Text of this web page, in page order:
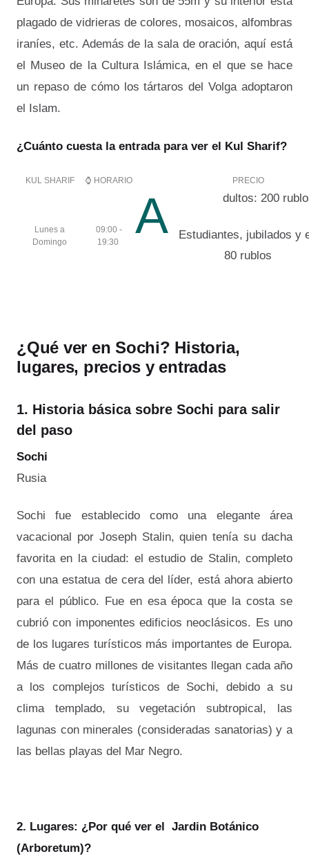
plagado de vidrieras de colores, mosaicos, alfombras
iraníes, etc. Además de la sala de oración, aquí está
el Museo de la Cultura Islámica, en el que se hace
un repaso de cómo los tártaros del Volga adoptaron
el Islam.
¿Cuánto cuesta la entrada para ver el Kul Sharif?
KUL SHARIF ⌚ HORARIO PRECIO
Lunes a
Domingo
09:00 -
19:30
A dultos: 200
Estudiantes, jubilados y
80 rublos
¿Qué ver en Sochi? Historia,
lugares, precios y entradas
1. Historia básica sobre Sochi para salir
del paso
Sochi
Rusia
Sochi fue establecido como una elegante área
vacacional por Joseph Stalin, quien tenía su dacha
favorita en la ciudad: el estudio de Stalin, completo
con una estatua de cera del líder, está ahora abierto
para el público. Fue en esa época que la costa se
cubrió con imponentes edificios neoclásicos. Es uno
de los lugares turísticos más importantes de Europa.
Más de cuatro millones de visitantes llegan cada año
a los complejos turísticos de Sochi, debido a su
clima templado, su vegetación subtropical, las
lagunas con minerales (consideradas sanatorias) y a
las bellas playas del Mar Negro.
2. Lugares: ¿Por qué ver el Jardin Botánico
(Arboretum)?